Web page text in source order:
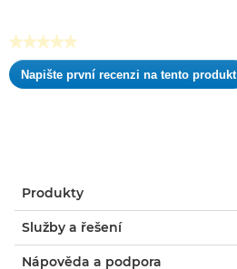
★★★★★
Žádná
hodnota
Napište první recenzi na tento produkt
.
Produkty
Služby a řešení
Nápověda a podpora